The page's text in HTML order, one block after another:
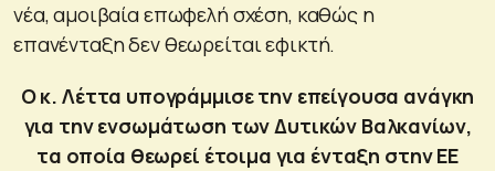
νέα, αμοιβαία επωφελή σχέση, καθώς η
επανένταξη δεν θεωρείται εφικτή.
Ο κ. Λέττα υπογράμμισε την επείγουσα ανάγκη
για την ενσωμάτωση των Δυτικών Βαλκανίων,
τα οποία θεωρεί έτοιμα για ένταξη στην ΕΕ